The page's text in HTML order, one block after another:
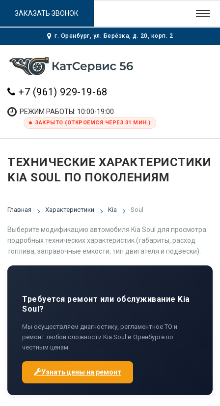
г. Оренбург, ул. Берёзка, д. 20, корп. 2
+7 (961) 929-19-68
РЕЖИМ РАБОТЫ: 10:00-19:00
ЗАКРЫТО (ОТКРОЕМСЯ ЧЕРЕЗ 31 МИН.)
ЗАКАЗАТЬ ЗВОНОК
ТЕХНИЧЕСКИЕ ХАРАКТЕРИСТИКИ
KIA SOUL ПО ПОКОЛЕНИЯМ
Главная Характеристики Kia Soul
Выберите модификацию автомобиля Kia Soul для просмотра
подробных технических характеристик (габариты, расход
топлива, заправочные емкости, тип двигателя и подвески).
Требуется ремонт или обслуживание Kia
Soul?
Мы осуществляем диагностику, регламентное ТО и
ремонт любой сложности Kia Soul в Оренбурге по
честным ценам.
Узнать цены на ремонт